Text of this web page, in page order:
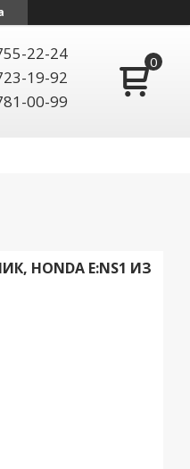
22-24
19-92
00-99
HONDA E:NS1 ИЗ